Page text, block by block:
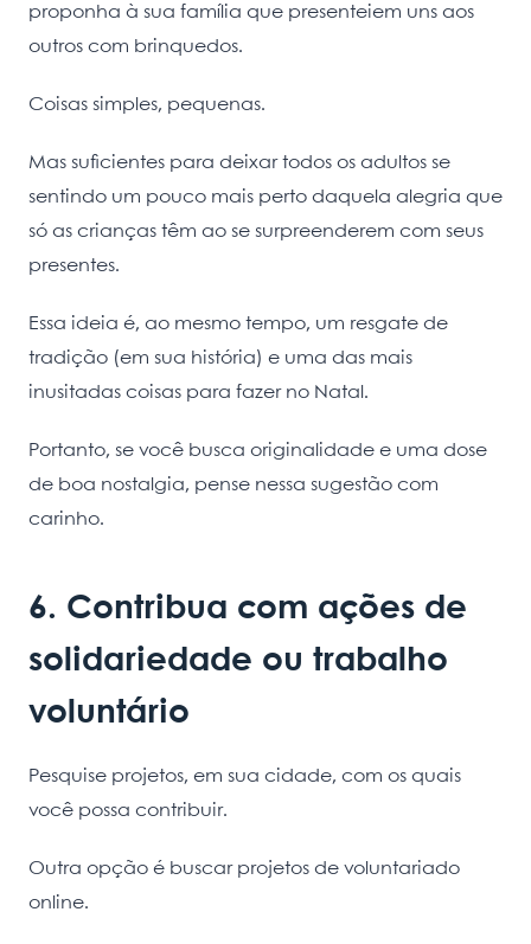
proponha à sua família que presenteiem uns aos
outros com brinquedos.
Coisas simples, pequenas.
Mas suficientes para deixar todos os adultos se
sentindo um pouco mais perto daquela alegria que
só as crianças têm ao se surpreenderem com seus
presentes.
Essa ideia é, ao mesmo tempo, um resgate de
tradição (em sua história) e uma das mais
inusitadas coisas para fazer no Natal.
Portanto, se você busca originalidade e uma dose
de boa nostalgia, pense nessa sugestão com
carinho.
6. Contribua com ações de
solidariedade ou trabalho
voluntário
Pesquise projetos, em sua cidade, com os quais
você possa contribuir.
Outra opção é buscar projetos de voluntariado
online.